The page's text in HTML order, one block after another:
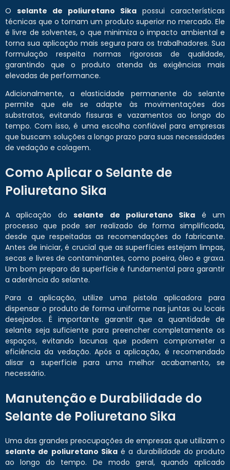
O selante de poliuretano Sika possui características
técnicas que o tornam um produto superior no mercado. Ele
é livre de solventes, o que minimiza o impacto ambiental e
torna sua aplicação mais segura para os trabalhadores. Sua
formulação respeita normas rigorosas de qualidade,
garantindo que o produto atenda às exigências mais
elevadas de performance.
Adicionalmente, a elasticidade permanente do selante
permite que ele se adapte às movimentações dos
substratos, evitando fissuras e vazamentos ao longo do
tempo. Com isso, é uma escolha confiável para empresas
que buscam soluções a longo prazo para suas necessidades
de vedação e colagem.
Como Aplicar o Selante de
Poliuretano Sika
A aplicação doselante de poliuretano Sika é um
processo que pode ser realizado de forma simplificada,
desde que respeitadas as recomendações do fabricante.
Antes de iniciar, é crucial que as superfícies estejam limpas,
secas e livres de contaminantes, como poeira, óleo e graxa.
Um bom preparo da superfície é fundamental para garantir
a aderência do selante.
Para a aplicação, utilize uma pistola aplicadora para
dispensar o produto de forma uniforme nas juntas ou locais
desejados. É importante garantir que a quantidade de
selante seja suficiente para preencher completamente os
espaços, evitando lacunas que podem comprometer a
eficiência da vedação. Após a aplicação, é recomendado
alisar a superfície para uma melhor acabamento, se
necessário.
Manutenção e Durabilidade do
Selante de Poliuretano Sika
Uma das grandes preocupações de empresas que utilizam o
selante de poliuretano Sikaé a durabilidade do produto
ao longo do tempo. De modo geral, quando aplicado